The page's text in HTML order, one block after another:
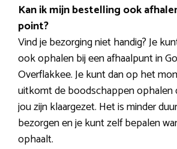
Kan ik mijn bestelling ook
point?
Vind je bezorging niet handig? Je
ook ophalen bij een afhaalpunt in
Overflakkee. Je kunt dan op het
uitkomt de boodschappen ophalen
jou zijn klaargezet. Het is minder
bezorgen en je kunt zelf bepalen
ophaalt.